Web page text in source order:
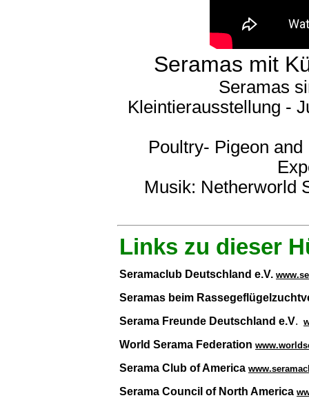
Seramas mit
Seramas
Kleintierausstellung -
Poultry- Pigeon
Musik: Netherworld
Links zu dieser
Seramaclub Deutschland e.V.
Seramas beim
Serama Freunde Deutschland e.V.
World Serama Federation
Serama Club of America
Serama Council of North America